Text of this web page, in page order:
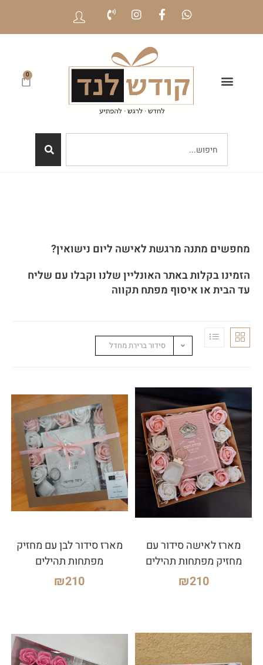
0
מחפשים מתנה מרגשת לאישה ליום נישואין?
הזמינו בקלות באתר האונליין שלנו וקבלו עם שליח
עד הבית או איסוף מפתח תקווה
סידור ברירת מחדל
מארז לאישה סידור עם
מחזיק מפתחות תהילים
₪210
מארז סידור לבן עם מחזיק
מפתחות תהילים
₪210